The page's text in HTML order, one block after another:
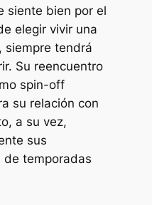
siente bien por el
elegir vivir una
siempre tendrá
Su reencuentro
spin-off
su relación con
a su vez,
sus
de temporadas